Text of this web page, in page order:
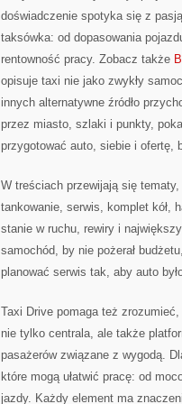
doświadczenie spotyka się z
taksówka: od dopasowania
rentowność pracy. Zobacz także
opisuje taxi nie jako zwykły
innych alternatywne źródło
przez miasto, szlaki i punkty,
przygotować auto, siebie i ofertę,
W treściach przewijają się
tankowanie, serwis, komplet kół,
stanie w ruchu, rewiry i
samochód, by nie pożerał
planować serwis tak, aby auto
Taxi Drive pomaga też
nie tylko centrala, ale także
pasażerów związane z wygodą.
które mogą ułatwić pracę: od
jazdy. Każdy element ma